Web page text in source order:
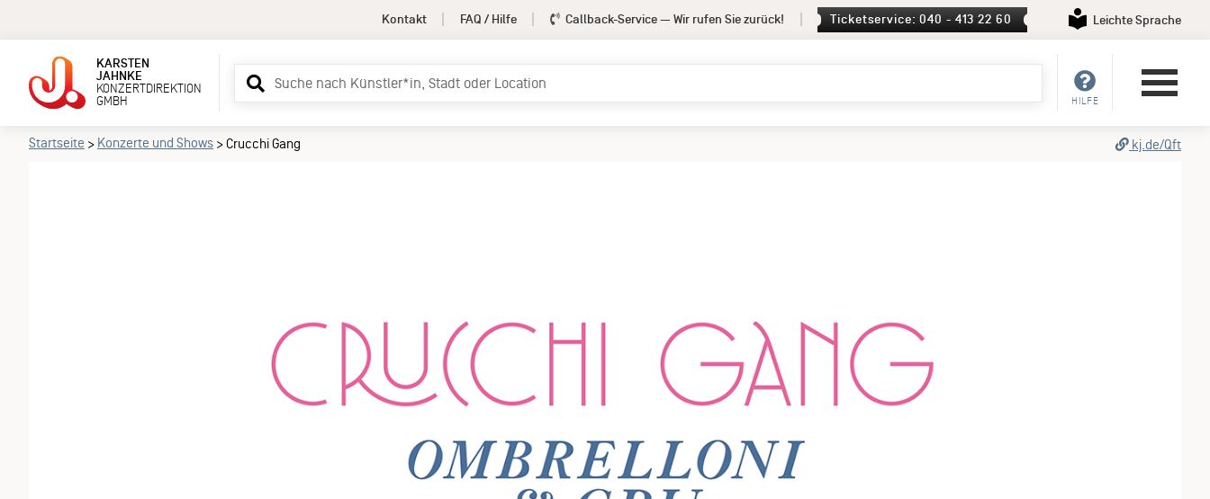
Kontakt FAQ / Hilfe Callback-Service — Wir rufen Sie zurück! Ticketservice: 040 - 413 22 60 Leichte Sprache
KARSTEN
JAHNKE
KONZERTDIREKTION
GMBH
Suchbegriff
eingeben
HILFE
Startseite > Konzerte und Shows >Crucchi Gang kj.de/Qft